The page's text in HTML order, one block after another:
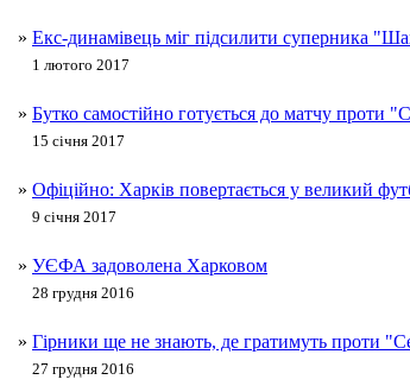
» Екс-динамівець міг підсилити суперника
1 лютого 2017
» Бутко самостійно готується до матчу проти
15 січня 2017
» Офіційно: Харків повертається у великий
9 січня 2017
» УЄФА задоволена Харковом
28 грудня 2016
» Гірники ще не знають, де гратимуть проти
27 грудня 2016